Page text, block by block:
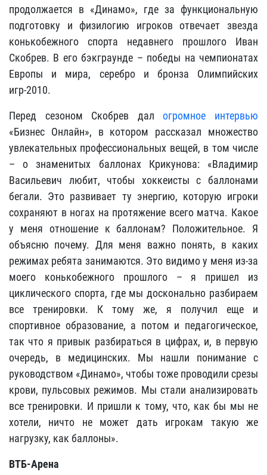
продолжается в «Динамо», где за функциональную
подготовку и физилогию игроков отвечает звезда
конькобежного спорта недавнего прошлого Иван
Скобрев. В его бэкграунде – победы на чемпионатах
Европы и мира, серебро и бронза Олимпийских
игр-2010.
Перед сезоном Скобрев далогромное интервью
«Бизнес Онлайн», в котором рассказал множество
увлекательных профессиональных вещей, в том числе
– о знаменитых баллонах Крикунова: «Владимир
Васильевич любит, чтобы хоккеисты с баллонами
бегали. Это развивает ту энергию, которую игроки
сохраняют в ногах на протяжение всего матча. Какое
у меня отношение к баллонам? Положительное. Я
объясню почему. Для меня важно понять, в каких
режимах ребята занимаются. Это видимо у меня из-за
моего конькобежного прошлого – я пришел из
циклического спорта, где мы досконально разбираем
все тренировки. К тому же, я получил еще и
спортивное образование, а потом и педагогическое,
так что я привык разбираться в цифрах, и, в первую
очередь, в медицинских. Мы нашли понимание с
руководством «Динамо», чтобы тоже проводили срезы
крови, пульсовых режимов. Мы стали анализировать
все тренировки. И пришли к тому, что, как бы мы не
хотели, ничто не может дать игрокам такую же
нагрузку, как баллоны».
ВТБ-Арена